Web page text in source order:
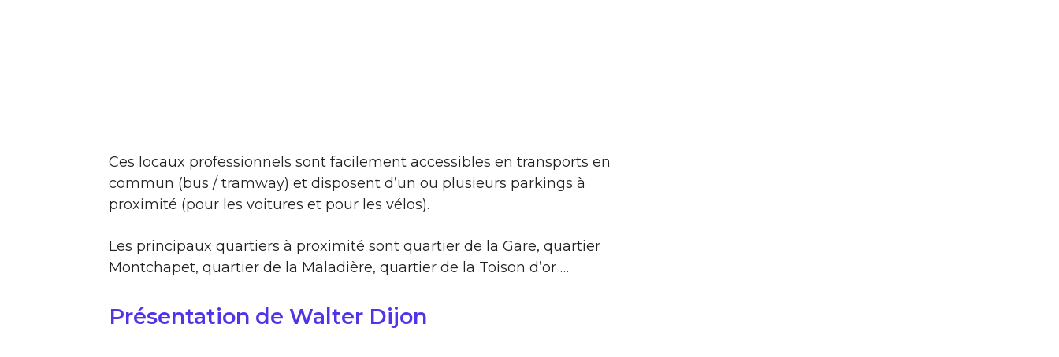
Ces locaux professionnels sont facilement accessibles en transports en
commun (bus / tramway) et disposent d’un ou plusieurs parkings à
proximité (pour les voitures et pour les vélos).
Les principaux quartiers à proximité sont quartier de la Gare, quartier
Montchapet, quartier de la Maladière, quartier de la Toison d’or …
Présentation de Walter Dijon